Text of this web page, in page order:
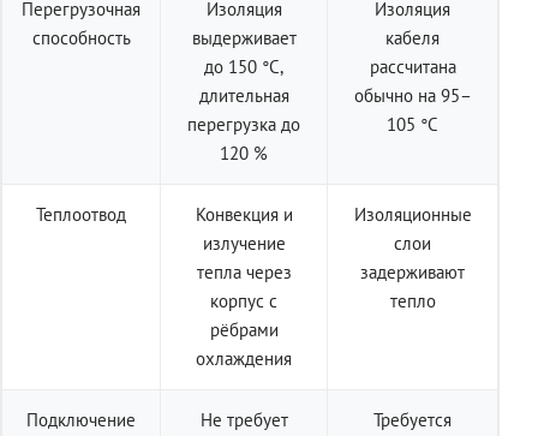
Перегрузочная
способность
Изоляция
выдерживает
до 150 °C,
длительная
перегрузка до
120 %
Изоляция
кабеля
рассчитана
обычно на 95–
105 °C
Теплоотвод
Конвекция и
излучение
тепла через
корпус с
рёбрами
охлаждения
Изоляционные
слои
задерживают
тепло
Подключение
Не требует
Требуется